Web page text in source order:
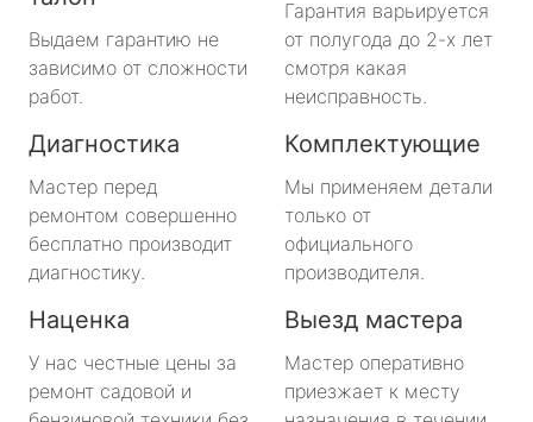
Выдаем гарантию не
зависимо от сложности
работ.
Гарантия варьируется
от полугода до 2-х лет
смотря какая
неисправность.
Диагностика
Мастер перед
ремонтом совершенно
бесплатно производит
диагностику.
Комплектующие
Мы применяем детали
только от
официального
производителя.
Наценка
У нас честные цены за
ремонт садовой и
Выезд мастера
Мастер оперативно
приезжает к месту